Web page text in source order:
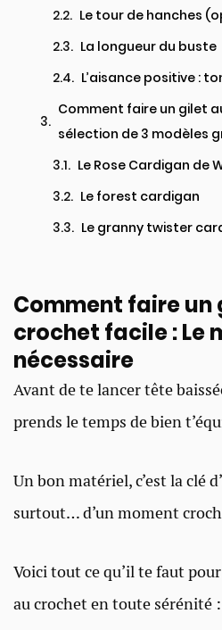
Le tour de hanches
La longueur du buste
L’aisance positive :
Comment faire un gilet
sélection de 3 modèles
Le Rose Cardigan de
Le forest cardigan
Le granny twister
Comment faire un
crochet facile : Le
nécessaire
Avant de te lancer tête
prends le temps de bien
Un bon matériel, c’est la clé
surtout… d’un moment
Voici tout ce qu’il te faut
au crochet en toute sérénité :